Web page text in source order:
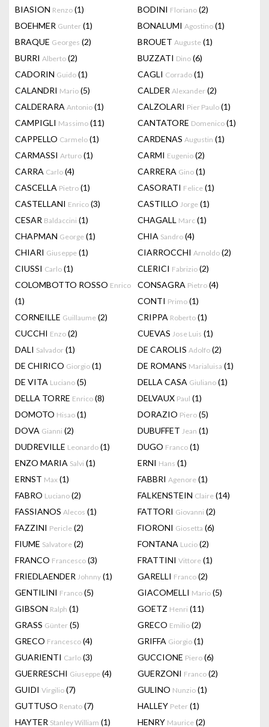
BIASION Renzo (1) BODINI Floriano (2)
BOEHMER Gunter (1) BONALUMI Agostino (1)
BRAQUE Georges (2) BROUET Auguste (1)
BURRI Alberto (2) BUZZATI Dino (6)
CADORIN Guido (1) CAGLI Corrado (1)
CALANDRI Mario (5) CALDER Alexander (2)
CALDERARA Antonio (1) CALZOLARI Pier Paulo (1)
CAMPIGLI Massimo (11) CANTATORE Domenico (1)
CAPPELLO Carmelo (1) CARDENAS Augustin (1)
CARMASSI Arturo (1) CARMI Eugenio (2)
CARRA Carlo (4) CARRERA Gino (1)
CASCELLA Pietro (1) CASORATI Felice (1)
CASTELLANI Enrico (3) CASTILLO Jorge (1)
CESAR Baldaccini (1) CHAGALL Marc (1)
CHAPMAN George (1) CHIA Sandro (4)
CHIARI Giuseppe (1) CIARROCCHI Arnoldo (2)
CIUSSI Carlo (1) CLERICI Fabrizio (2)
COLOMBOTTO ROSSO Enrico
(1)
CONSAGRA Pietro (4)
CONTI Primo (1)
CORNEILLE Guillaume (2) CRIPPA Roberto (1)
CUCCHI Enzo (2) CUEVAS Jose Luis (1)
DALI Salvador (1) DE CAROLIS Adolfo (2)
DE CHIRICO Giorgio (1) DE ROMANS Marialuisa (1)
DE VITA Luciano (5) DELLA CASA Giuliano (1)
DELLA TORRE Enrico (8) DELVAUX Paul (1)
DOMOTO Hisao (1) DORAZIO Piero (5)
DOVA Gianni (2) DUBUFFET Jean (1)
DUDREVILLE Leonardo (1) DUGO Franco (1)
ENZO MARIA Salvi (1) ERNI Hans (1)
ERNST Max (1) FABBRI Agenore (1)
FABRO Luciano (2) FALKENSTEIN Claire (14)
FASSIANOS Alecos (1) FATTORI Giovanni (2)
FAZZINI Pericle (2) FIORONI Giosetta (6)
FIUME Salvatore (2) FONTANA Lucio (2)
FRANCO Francesco (3) FRATTINI Vittore (1)
FRIEDLAENDER Johnny (1) GARELLI Franco (2)
GENTILINI Franco (5) GIACOMELLI Mario (5)
GIBSON Ralph (1) GOETZ Henri (11)
GRASS Günter (5) GRECO Emilio (2)
GRECO Francesco (4) GRIFFA Giorgio (1)
GUARIENTI Carlo (3) GUCCIONE Piero (6)
GUERRESCHI Giuseppe (4) GUERZONI Franco (2)
GUIDI Virgilio (7) GULINO Nunzio (1)
GUTTUSO Renato (7) HALLEY Peter (1)
HAYTER Stanley William (1) HENRY Maurice (2)